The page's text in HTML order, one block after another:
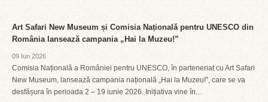
Art Safari New Museum și Comisia Națională pentru UNESCO din
România lansează campania „Hai la Muzeu!”
09 Iun 2026
Comisia Națională a României pentru UNESCO, în parteneriat cu Art Safari
New Museum, lansează campania națională „Hai la Muzeu!”, care se va
desfășura în perioada 2 – 19 iunie 2026. Inițiativa vine în...